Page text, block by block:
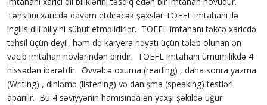
Təhsilini xaricdə davam etdirəcək şəxslər TOEFL imtahanı ilə
ingilis dili biliyini sübut etməlidirlər. TOEFL imtahanı təkcə xaricdə
təhsil üçün deyil, həm də karyera həyatı üçün tələb olunan ən
vacib imtahan növlərindən biridir. TOEFL imtahanı ümumilikdə 4
hissədən ibarətdir. Əvvəlcə oxuma (reading) , daha sonra yazma
(Writing) , dinləmə (listening) və danışma (speaking) testləri
aparılır. Bu 4 səviyyənin hamısında ən yaxşı şəkildə uğur